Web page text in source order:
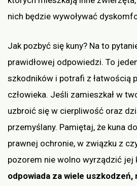
nich będzie wywoływać
Jak pozbyć się kuny? Na to
prawidłowej odpowiedzi. To
szkodników i potrafi z łatwością
człowieka. Jeśli zamieszkał w
uzbroić się w cierpliwość oraz
przemyślany. Pamiętaj, że kuna
prawnej ochronie, w związku z
pozorem nie wolno wyrządzić jej
odpowiada za wiele uszkodzeń,